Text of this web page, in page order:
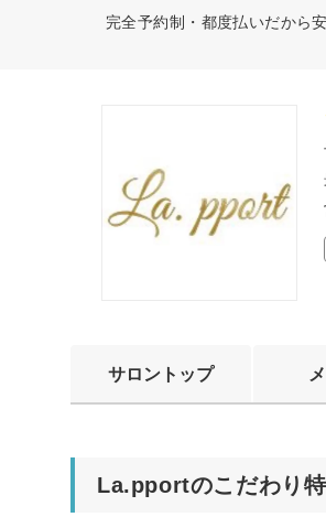
完全予約制・都度払いだから
サロントップ
La.pportのこだわり